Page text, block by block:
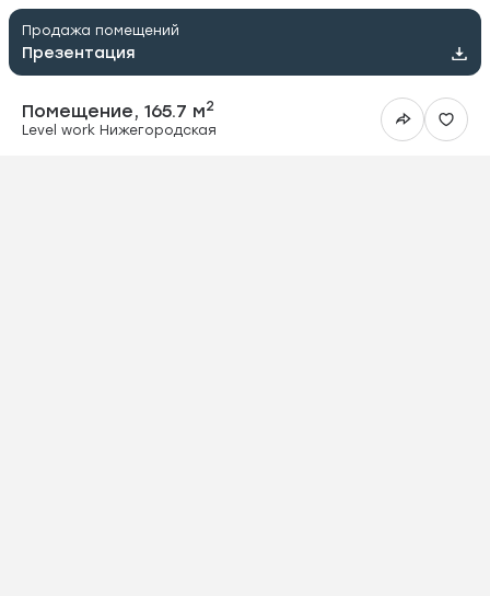
Продажа помещений
Презентация
Помещение, 165.7 м2
Level work Нижегородская